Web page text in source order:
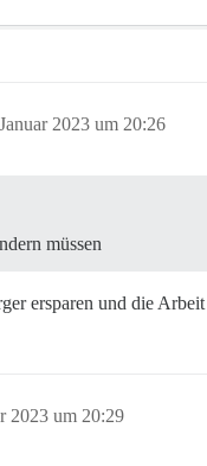
2023 um 20:26
müssen
ersparen und die
2023 um 20:29